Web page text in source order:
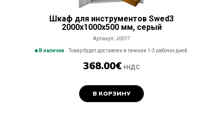
Шкаф для инструментов Swed3
2000x1000x500 мм, серый
Артикул:J0017
В наличии Товар будет доставлен в течении 1-3 рабочих дней.
368.00€ +НДС
В КОРЗИНУ